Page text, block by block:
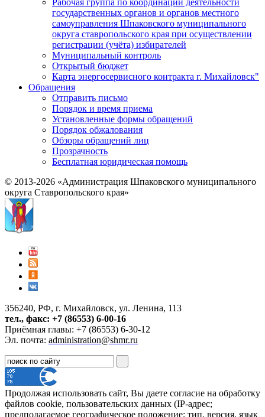
государственных органов и органов местного
самоуправления Шпаковского муниципального
округа ставропольского края при осуществлении
регистрации (учёта) избирателей
Муниципальный контроль
Открытый бюджет
Карта энергосервисного контракта г. Михайловск"
Обращения
Отправить письмо
Порядок и время приема
Установленные формы обращений
Порядок обжалования
Обзоры обращений лиц
Прозрачность
Бесплатная юридическая помощь
© 2013-2026 «Администрация Шпаковского муниципального
округа Ставропольского края»
356240, РФ, г. Михайловск, ул. Ленина, 113
тел., факс: +7 (86553) 6-00-16
Приёмная главы: +7 (86553) 6-30-12
Эл. почта: administration@shmr.ru
Продолжая использовать сайт, Вы даете согласие на обработку
файлов cookie, пользовательских данных (IP-адрес;
предполагаемое географическое положение; тип, версия, язык